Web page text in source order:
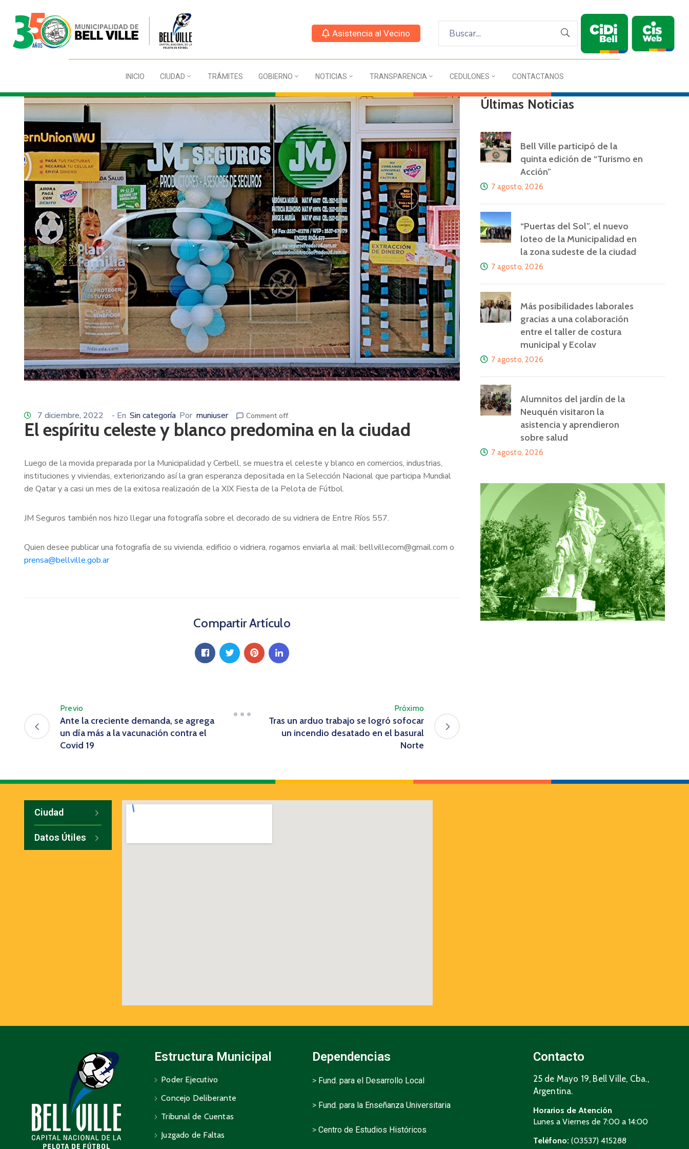
Asistencia al Vecino
INICIO CIUDAD TRÁMITES GOBIERNO NOTICIAS TRANSPARENCIA CEDULONES CONTACTANOS
7 diciembre, 2022 - En Sin categoría Por muniuser Comment off
El espíritu celeste y blanco predomina en la ciudad
Luego de la movida preparada por la Municipalidad y Cerbell, se muestra el celeste y blanco en comercios, industrias,
instituciones y viviendas, exteriorizando así la gran esperanza depositada en la Selección Nacional que participa Mundial
de Qatar y a casi un mes de la exitosa realización de la XIX Fiesta de la Pelota de Fútbol.
JM Seguros también nos hizo llegar una fotografía sobre el decorado de su vidriera de Entre Ríos 557.
Quien desee publicar una fotografía de su vivienda, edificio o vidriera, rogamos enviarla al mail: bellvillecom@gmail.com o
prensa@bellville.gob.ar
Compartir Artículo
Previo
Ante la creciente demanda, se agrega
un día más a la vacunación contra el
Covid 19
Próximo
Tras un arduo trabajo se logró sofocar
un incendio desatado en el basural
Norte
Últimas Noticias
Bell Ville participó de la
quinta edición de “Turismo en
Acción”
7 agosto, 2026
“Puertas del Sol”, el nuevo
loteo de la Municipalidad en
la zona sudeste de la ciudad
7 agosto, 2026
Más posibilidades laborales
gracias a una colaboración
entre el taller de costura
municipal y Ecolav
7 agosto, 2026
Alumnitos del jardín de la
Neuquén visitaron la
asistencia y aprendieron
sobre salud
7 agosto, 2026
Ciudad
Datos Útiles
Estructura Municipal
Poder Ejecutivo
Concejo Deliberante
Tribunal de Cuentas
Juzgado de Faltas
Dependencias
> Fund. para el Desarrollo Local
> Fund. para la Enseñanza Universitaria
> Centro de Estudios Históricos
Contacto
25 de Mayo 19, Bell Ville, Cba.,
Argentina.
Horarios de Atención
Lunes a Viernes de 7:00 a 14:00
Teléfono: (03537) 415288